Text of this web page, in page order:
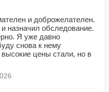
и доброжелателен.
назначил обследование.
Я уже давно
снова к нему
цены стали, но в